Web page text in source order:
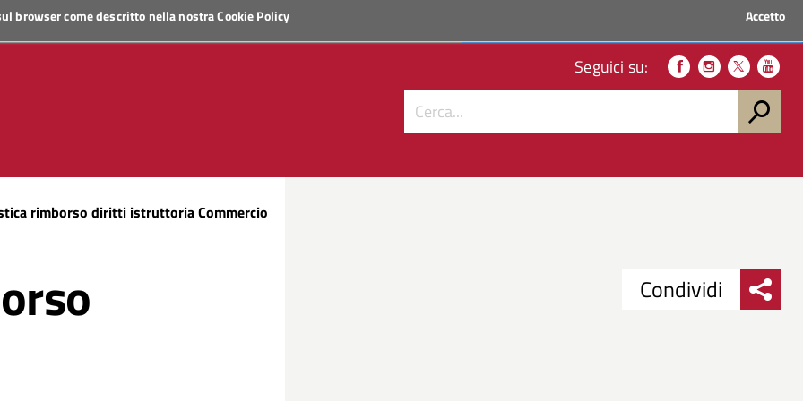
browser come descritto nella nostraCookie Policy Accetto
Seguici su:
rimborso diritti istruttoria Commercio
Condividi